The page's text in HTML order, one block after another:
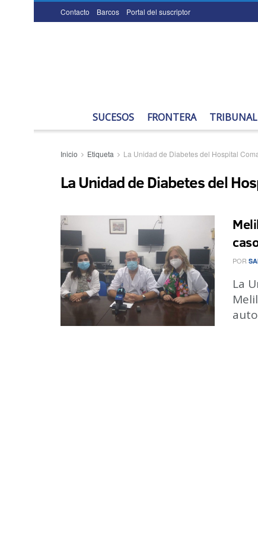
Contacto Barcos Portal del suscriptor
SUCESOS FRONTERA
Inicio Etiqueta La Unidad de Diabetes del Hospital
La Unidad de Diabetes del
POR
La